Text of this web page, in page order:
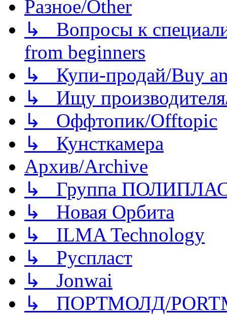
Разное/Other
↳ Вопросы к
from beginners
↳ Купи-продай/Buy
↳ Ищу
↳ Оффтопик/Offtopic
↳ Кунсткамера
Архив/Archive
↳ Группа
↳ Новая Орбита
↳ ILMA Technology
↳ Руспласт
↳ Jonwai
↳ ПОРТМОЛД/